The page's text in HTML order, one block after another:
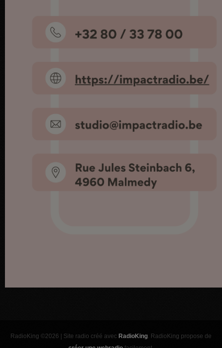
RadioKing ©2026 | Site radio créé avec RadioKing. RadioKing propose de